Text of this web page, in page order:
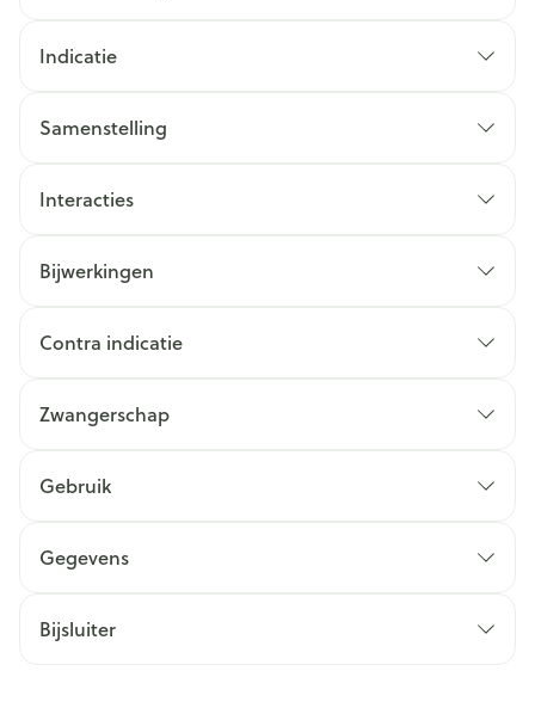
Indicatie
Samenstelling
Interacties
Bijwerkingen
Contra indicatie
Zwangerschap
Gebruik
Gegevens
Bijsluiter